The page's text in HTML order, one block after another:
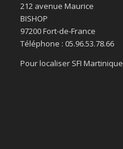
212 avenue Maurice
BISHOP
97200 Fort-de-France
Téléphone : 05.96.53.78.66
Pour localiser SFI Martinique,